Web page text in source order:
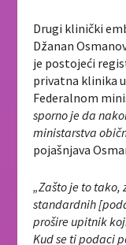
Drugi klinički
Džanan
je postojeći
privatna klinika
Federalnom
sporno je da
ministarstva
pojašnjava
„Zašto je to
standardnih
prošire upitnik
Kud se ti podaci